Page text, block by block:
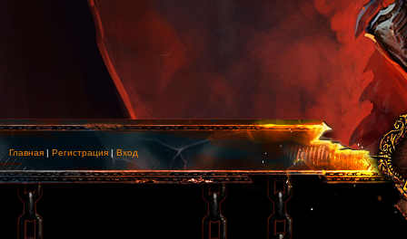
Главная | Регистрация | Вход